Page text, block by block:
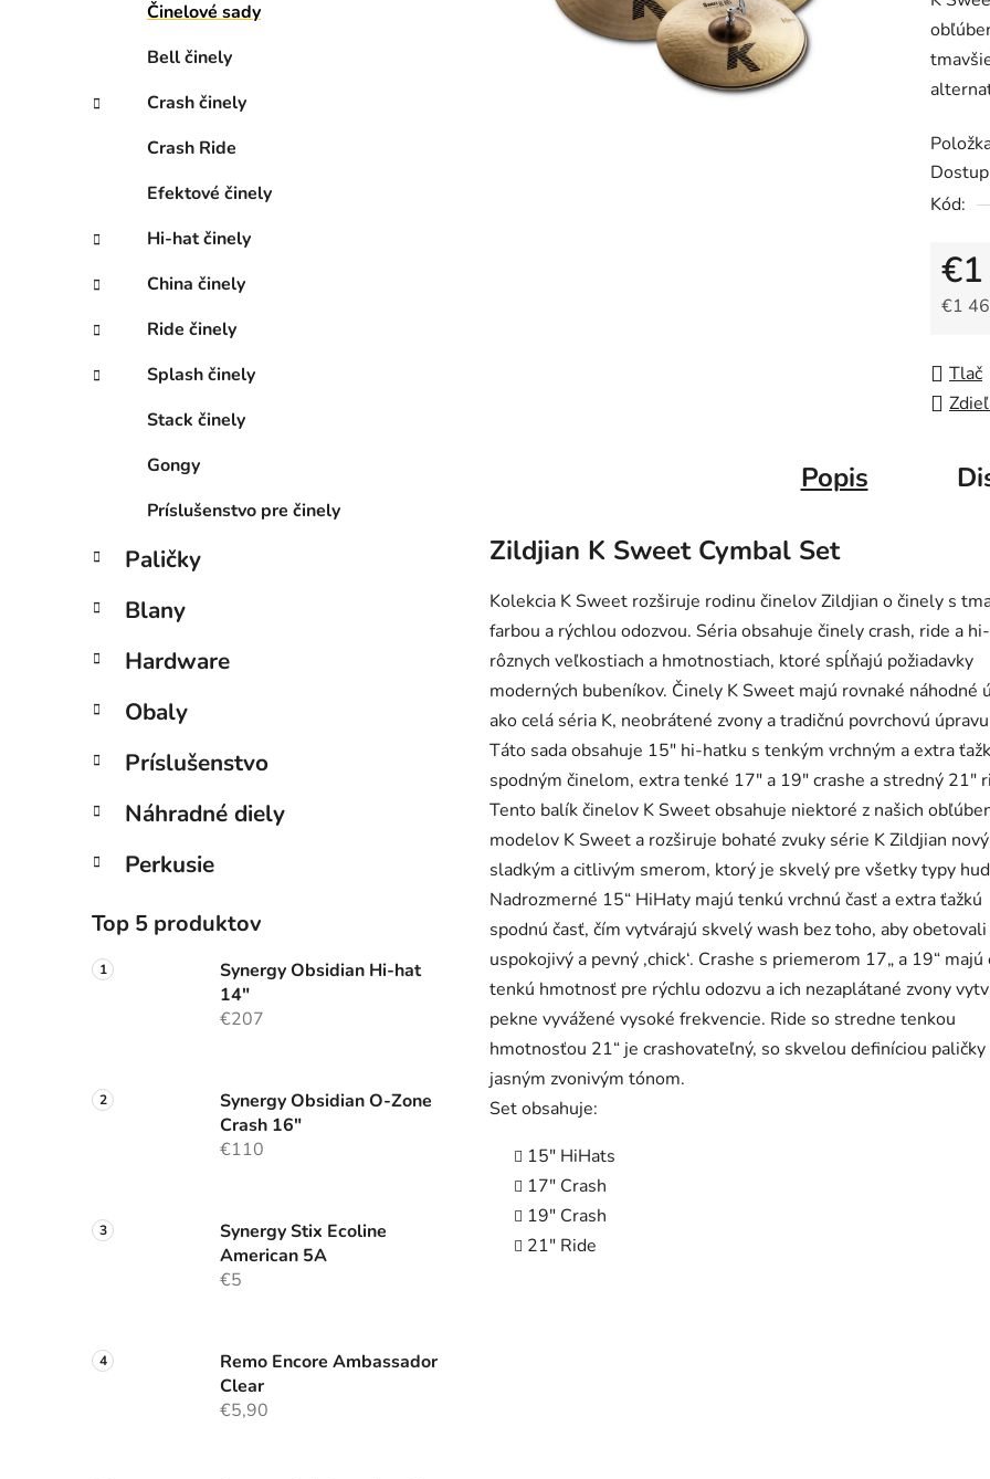
Činelové sady
Bell činely
Crash činely
Crash Ride
Efektové činely
Hi-hat činely
China činely
Ride činely
Splash činely
Stack činely
Gongy
Príslušenstvo pre činely
Paličky
Blany
Hardware
Obaly
Príslušenstvo
Náhradné diely
Perkusie
Top 5 produktov
Synergy Obsidian Hi-hat
14"
€207
Synergy Obsidian O-Zone
Crash 16"
€110
Synergy Stix Ecoline
American 5A
€5
Remo Encore Ambassador
Clear
€5,90
Kód:
€1
Tlač
Popis
Zildjian K Sweet Cymbal Set
Kolekcia K Sweet rozširuje rodinu činelov Zildjian o činely s
farbou a rýchlou odozvou. Séria obsahuje činely crash, ride a
rôznych veľkostiach a hmotnostiach, ktoré spĺňajú požiadavky
moderných bubeníkov. Činely K Sweet majú rovnaké náhodné
ako celá séria K, neobrátené zvony a tradičnú povrchovú
Táto sada obsahuje 15" hi-hatku s tenkým vrchným a extra
spodným činelom, extra tenké 17" a 19" crashe a stredný 21"
Tento balík činelov K Sweet obsahuje niektoré z našich
modelov K Sweet a rozširuje bohaté zvuky série K Zildjian
sladkým a citlivým smerom, ktorý je skvelý pre všetky typy
Nadrozmerné 15“ HiHaty majú tenkú vrchnú časť a extra ťažkú
spodnú časť, čím vytvárajú skvelý wash bez toho, aby obetovali
uspokojivý a pevný ‚chick‘. Crashe s priemerom 17„ a 19“
tenkú hmotnosť pre rýchlu odozvu a ich nezaplátané zvony
pekne vyvážené vysoké frekvencie. Ride so stredne tenkou
hmotnosťou 21“ je crashovateľný, so skvelou definíciou paličky
jasným zvonivým tónom.
Set obsahuje:
15" HiHats
17" Crash
19" Crash
21" Ride